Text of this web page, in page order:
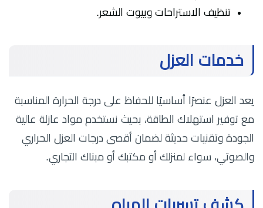
تنظيف الاستراحات وبيوت الشعر.
خدمات العزل
يعد العزل عنصرًا أساسيًا للحفاظ على درجة الحرارة المناسبة
مع توفير استهلاك الطاقة، بحيث نستخدم مواد عازلة عالية
الجودة وتقنيات حديثة لضمان أقصى درجات العزل الحراري
والصوتي، سواء لمنزلك أو مكتبك أو مبناك التجاري.